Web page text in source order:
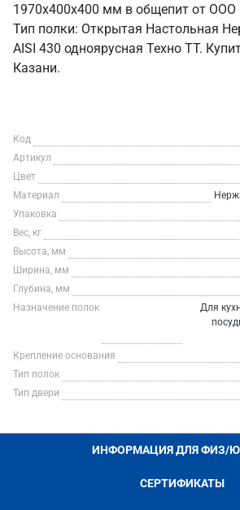
1970х400х400 мм в общепит от ООО
Тип полки: Открытая Настольная
AISI 430 одноярусная Техно ТТ.
Казани.
Код
Артикул
Цвет
Материал
Упаковка
Вес, кг
Высота, мм
Ширина, мм
Глубина, мм
Назначение полок
Для
Крепление основания
Тип полок
Тип двери
ИНФОРМАЦИЯ ДЛЯ ФИЗ/
СЕРТИФИКАТЫ